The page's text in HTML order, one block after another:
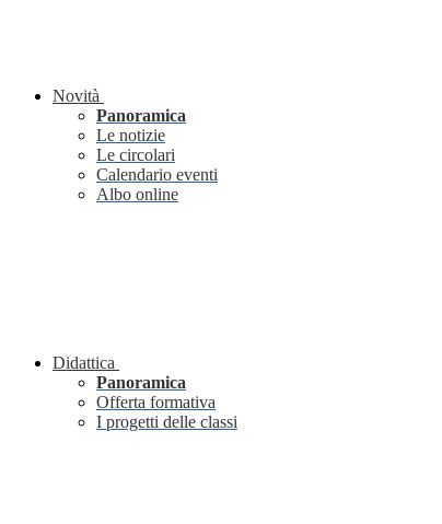
Novità
Panoramica
Le notizie
Le circolari
Calendario eventi
Albo online
Didattica
Panoramica
Offerta formativa
I progetti delle classi